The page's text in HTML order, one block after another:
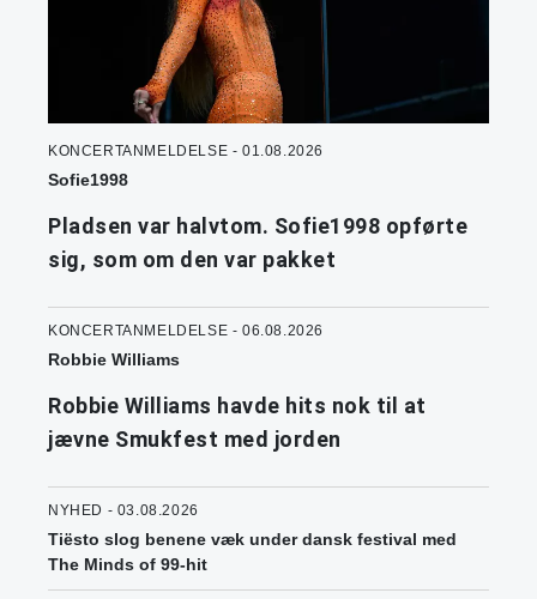
KONCERTANMELDELSE - 01.08.2026
Sofie1998
Pladsen var halvtom. Sofie1998 opførte
sig, som om den var pakket
KONCERTANMELDELSE - 06.08.2026
Robbie Williams
Robbie Williams havde hits nok til at
jævne Smukfest med jorden
NYHED - 03.08.2026
Tiësto slog benene væk under dansk festival med
The Minds of 99-hit